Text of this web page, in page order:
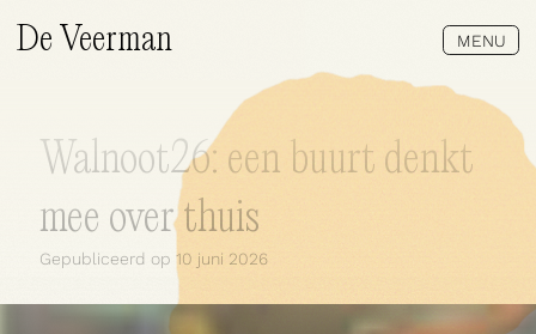
De Veerman MENU
Walnoot26: een buurt denkt
mee over thuis
Gepubliceerd op 10 juni 2026